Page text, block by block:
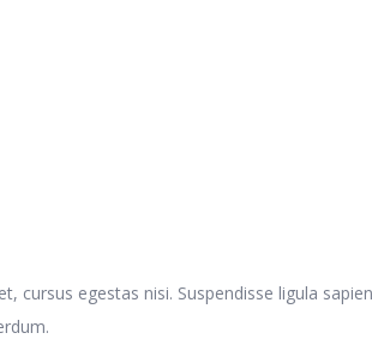
cursus egestas nisi. Suspendisse ligula